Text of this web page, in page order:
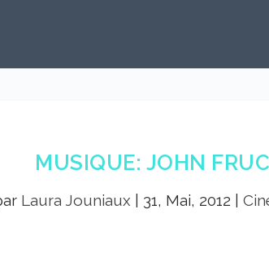
MUSIQUE: JOHN
Laura Jouniaux 31, Mai, 2012